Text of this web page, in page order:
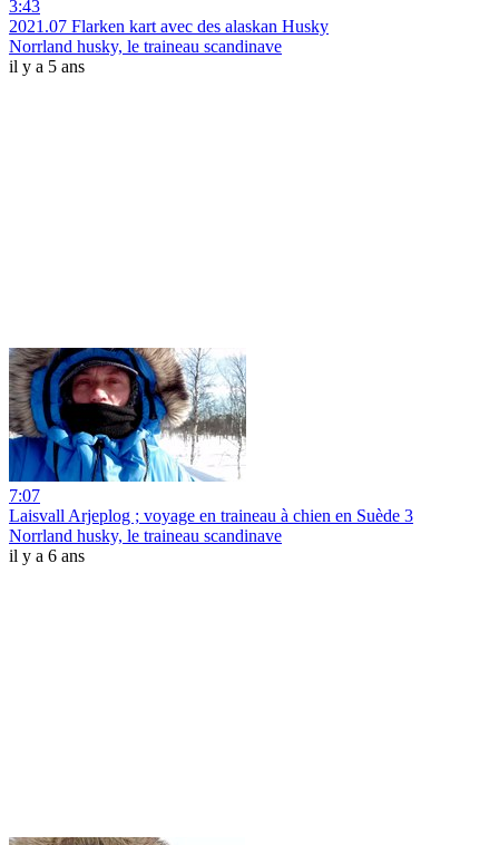
3:43
2021.07 Flarken kart avec des alaskan Husky
Norrland husky, le traineau scandinave
il y a 5 ans
7:07
Laisvall Arjeplog ; voyage en traineau à chien en Suède 3
Norrland husky, le traineau scandinave
il y a 6 ans